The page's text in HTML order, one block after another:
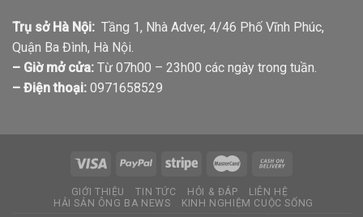
Trụ sở Hà Nội: Tầng 1, Nhà Adver, 4/46 Phố Vĩnh Phúc,
Quận Ba Đình, Hà Nội.
– Giờ mở cửa: Từ 07h00 – 23h00 các ngày trong tuần.
– Điện thoại: 0971658529
GIỚI THIỆU TIN TỨC HỎI & ĐÁP
LIÊN HỆ
HẢI SẢN ÔNG BA NEWS
KINH NGHIỆM CUỘC SỐNG